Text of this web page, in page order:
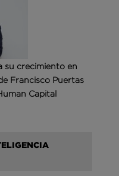
su crecimiento en
Francisco Puertas
Capital